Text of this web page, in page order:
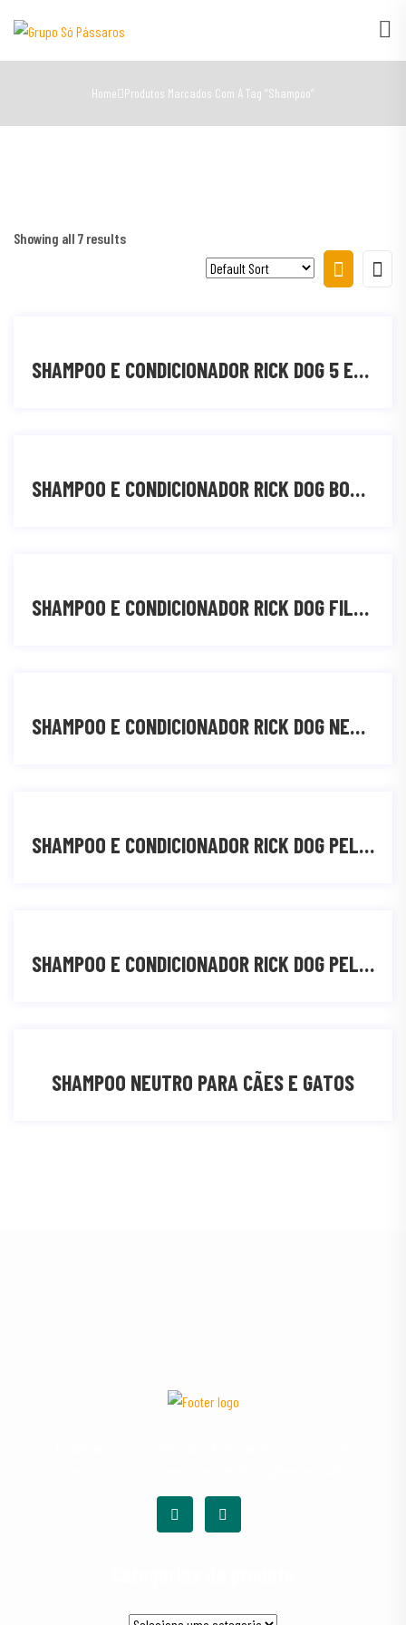
Home Produtos Marcados Com A Tag “shampoo”
Showing all 7 results
SHAMPOO E CONDICIONADOR RICK DOG 5 EM 1
SHAMPOO E CONDICIONADOR RICK DOG BOMBA DE VITAMINAS
SHAMPOO E CONDICIONADOR RICK DOG FILHOTES
SHAMPOO E CONDICIONADOR RICK DOG NEUTRO
SHAMPOO E CONDICIONADOR RICK DOG PELOS CLAROS
SHAMPOO E CONDICIONADOR RICK DOG PELOS ESCUROS
SHAMPOO NEUTRO PARA CÃES E GATOS